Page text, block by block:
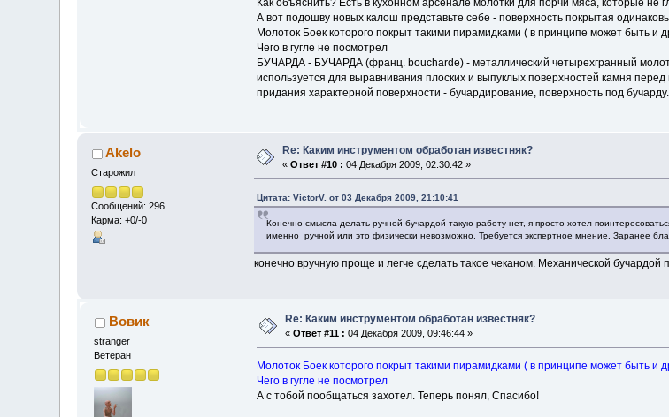
А вот подошву новых калош представьте себе - поверхность покрытая
Молоток Боек которого покрыт такими пирамидками ( в принципе может быть и
Чего в гугле не посмотрел
БУЧАРДА - БУЧАРДА (франц. boucharde) - металлический четырехгранный
используется для выравнивания плоских и выпуклых поверхностей камня
придания характерной поверхности - бучардирование, поверхность под бучарду.
Akelo
Старожил
Сообщений: 296
Карма: +0/-0
Re: Каким инструментом обработан известняк?
«Ответ #10 : 04 Декабря 2009, 02:30:42 »
Цитата: VictorV. от 03 Декабря 2009, 21:10:41
Конечно смысла делать ручной бучардой такую работу нет, я просто хотел
именно ручной или это физически невозможно. Требуется экспертное мнение. Заранее
конечно вручную проще и легче сделать такое чеканом. Механической бучардой
Вовик
stranger
Ветеран
Re: Каким инструментом обработан известняк?
«Ответ #11 : 04 Декабря 2009, 09:46:44 »
Молоток Боек которого покрыт такими пирамидками ( в принципе может быть и
Чего в гугле не посмотрел
А с тобой пообщаться захотел. Теперь понял, Спасибо!